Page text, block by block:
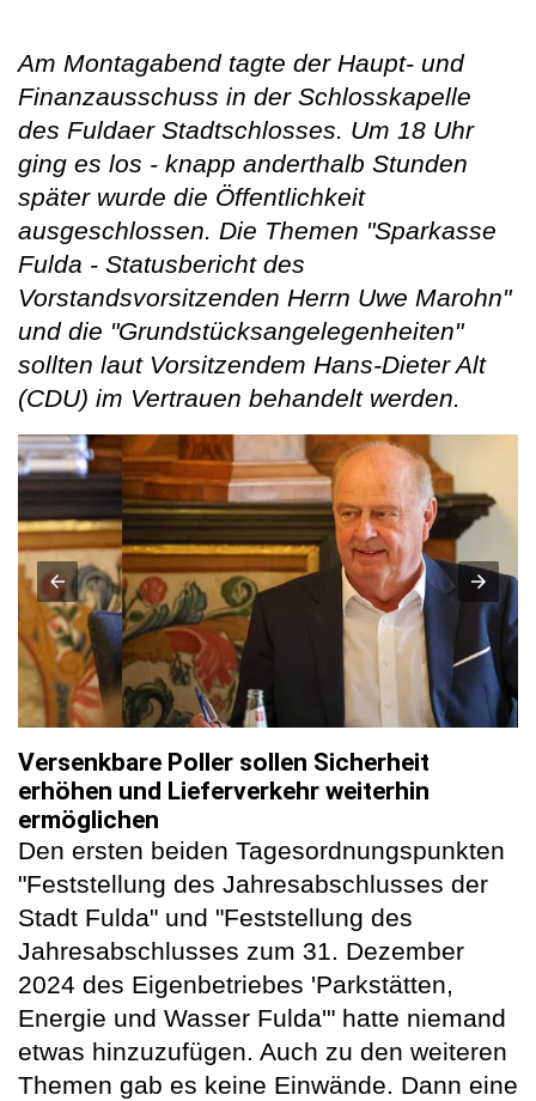
Am Montagabend tagte der Haupt- und
Finanzausschuss in der Schlosskapelle
des Fuldaer Stadtschlosses. Um 18 Uhr
ging es los - knapp anderthalb Stunden
später wurde die Öffentlichkeit
ausgeschlossen. Die Themen "Sparkasse
Fulda - Statusbericht des
Vorstandsvorsitzenden Herrn Uwe Marohn"
und die "Grundstücksangelegenheiten"
sollten laut Vorsitzendem Hans-Dieter Alt
(CDU) im Vertrauen behandelt werden.
Versenkbare Poller sollen Sicherheit
erhöhen und Lieferverkehr weiterhin
ermöglichen
Den ersten beiden Tagesordnungspunkten
"Feststellung des Jahresabschlusses der
Stadt Fulda" und "Feststellung des
Jahresabschlusses zum 31. Dezember
2024 des Eigenbetriebes 'Parkstätten,
Energie und Wasser Fulda'" hatte niemand
etwas hinzuzufügen. Auch zu den weiteren
Themen gab es keine Einwände. Dann eine